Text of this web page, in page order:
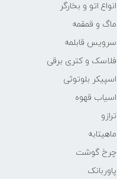
انواع اتو و بخارگر
ماگ و قمقمه
سرویس قابلمه
فلاسک و کتری برقی
اسپیکر بلوتوثی
اسیاب قهوه
ترازو
ماهیتابه
چرخ گوشت
پاوربانک